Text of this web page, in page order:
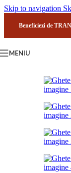
Skip to navigation
Beneficiezi de
MENIU